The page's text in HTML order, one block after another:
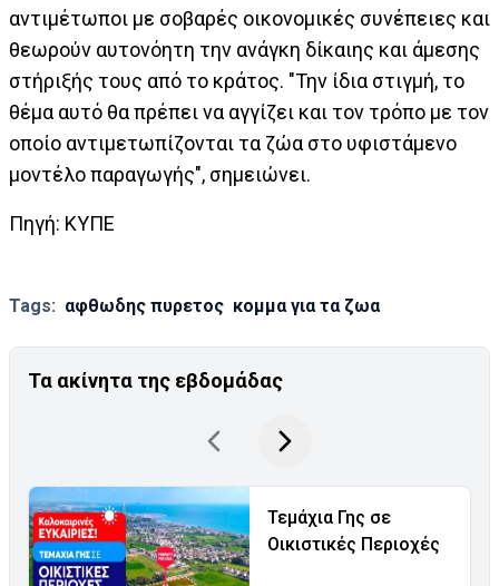
αντιμέτωποι με σοβαρές οικονομικές συνέπειες και
θεωρούν αυτονόητη την ανάγκη δίκαιης και άμεσης
στήριξής τους από το κράτος. "Την ίδια στιγμή, το
θέμα αυτό θα πρέπει να αγγίζει και τον τρόπο με τον
οποίο αντιμετωπίζονται τα ζώα στο υφιστάμενο
μοντέλο παραγωγής", σημειώνει.
Πηγή: ΚΥΠΕ
Tags: αφθωδης πυρετος κομμα για τα ζωα
Τα ακίνητα της εβδομάδας
Τεμάχια Γης σε
Οικιστικές Περιοχές